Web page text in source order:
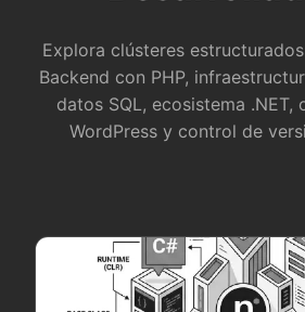
Explora clústeres
Backend con PHP,
datos SQL, ecosistema .NET,
WordPress y control de